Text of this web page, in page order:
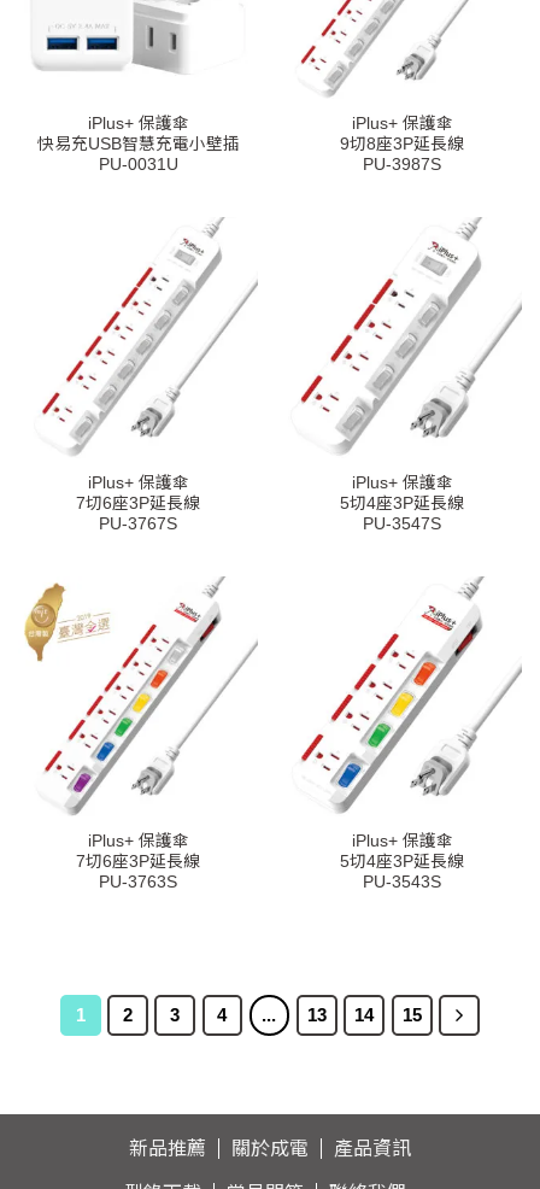
iPlus+ 保護傘
快易充USB智慧充電小壁插
PU-0031U
iPlus+ 保護傘
9切8座3P延長線
PU-3987S
iPlus+ 保護傘
7切6座3P延長線
PU-3767S
iPlus+ 保護傘
5切4座3P延長線
PU-3547S
iPlus+ 保護傘
7切6座3P延長線
PU-3763S
iPlus+ 保護傘
5切4座3P延長線
PU-3543S
1 2 3 4 ... 13 14 15
新品推薦 關於成電 產品資訊